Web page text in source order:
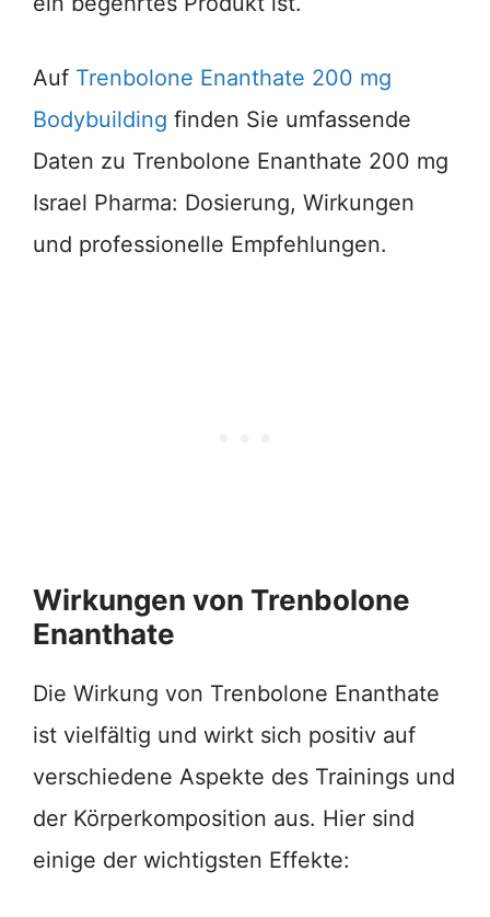
Auf Trenbolone Enanthate 200 mg
Bodybuilding finden Sie umfassende
Daten zu Trenbolone Enanthate 200 mg
Israel Pharma: Dosierung, Wirkungen
und professionelle Empfehlungen.
Wirkungen von Trenbolone
Enanthate
Die Wirkung von Trenbolone Enanthate
ist vielfältig und wirkt sich positiv auf
verschiedene Aspekte des Trainings und
der Körperkomposition aus. Hier sind
einige der wichtigsten Effekte: